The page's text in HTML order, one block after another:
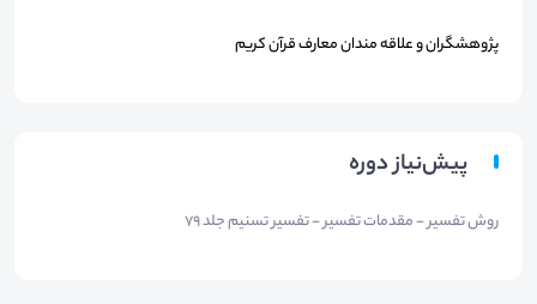
پژوهشگران و علاقه مندان معارف قرآن کریم
پیش‌نیاز دوره
روش تفسیر - مقدمات تفسیر - تفسیر تسنیم جلد 79